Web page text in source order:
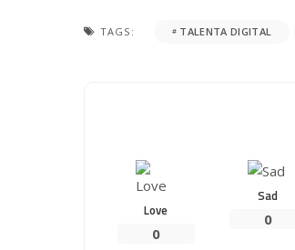
TAGS: TALENTA DIGITAL
Love
0
Sad
0